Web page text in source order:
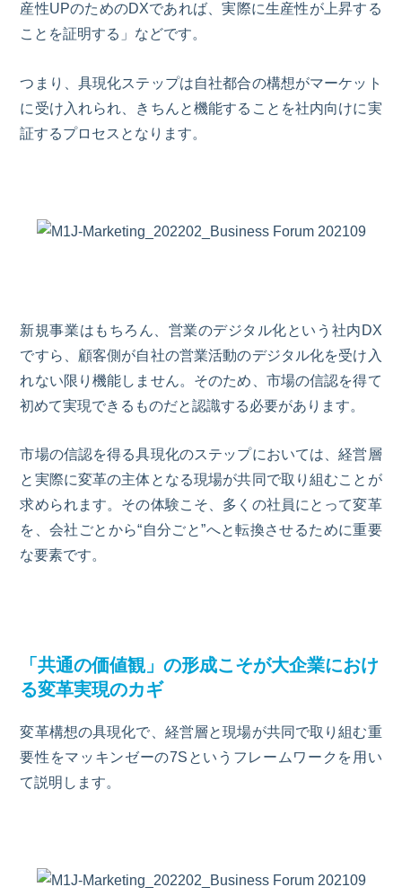
産性UPのためのDXであれば、実際に生産性が上昇する
ことを証明する」などです。
つまり、具現化ステップは自社都合の構想がマーケット
に受け入れられ、きちんと機能することを社内向けに実
証するプロセスとなります。
新規事業はもちろん、営業のデジタル化という社内DX
ですら、顧客側が自社の営業活動のデジタル化を受け入
れない限り機能しません。そのため、市場の信認を得て
初めて実現できるものだと認識する必要があります。
市場の信認を得る具現化のステップにおいては、経営層
と実際に変革の主体となる現場が共同で取り組むことが
求められます。その体験こそ、多くの社員にとって変革
を、会社ごとから“自分ごと”へと転換させるために重要
な要素です。
「共通の価値観」の形成こそが大企業におけ
る変革実現のカギ
変革構想の具現化で、経営層と現場が共同で取り組む重
要性をマッキンゼーの7Sというフレームワークを用い
て説明します。